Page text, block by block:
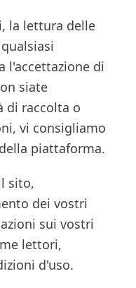
la lettura delle
l'accettazione di
siate
di raccolta o
vi consigliamo
piattaforma.
sito,
dei vostri
sui vostri
lettori,
d'uso.